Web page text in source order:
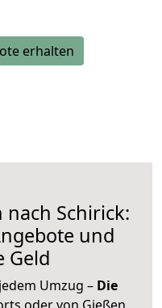
erhalten
Schirick:
und
Geld
Umzug – Die